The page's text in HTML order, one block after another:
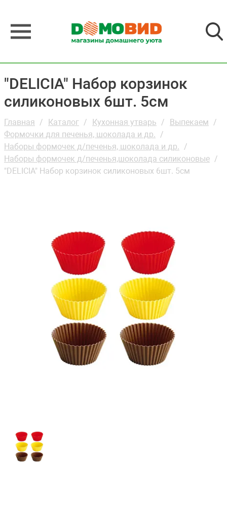
"DELICIA" Набор корзинок
силиконовых 6шт. 5см
Главная Каталог Кухонная утварь
Выпекаем
Формочки для печенья, шоколада и др.
Наборы формочек д/печенья, шоколада и др.
Наборы формочек д/печенья,шоколада силиконовые
"DELICIA" Набор корзинок силиконовых 6шт. 5см